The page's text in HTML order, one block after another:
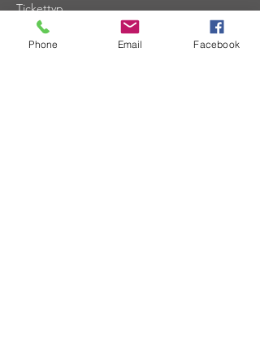
Tickettyp
MRD 2022 KARTE Ermäßigt
Phone Email Facebook